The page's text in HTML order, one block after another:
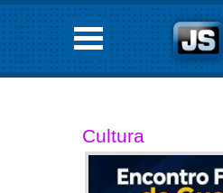
Cultura